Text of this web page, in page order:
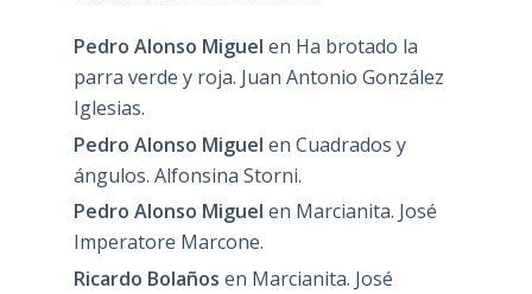
Pedro Alonso Miguel en Ha brotado la
parra verde y roja. Juan Antonio González
Iglesias.
Pedro Alonso Miguel en Cuadrados y
ángulos. Alfonsina Storni.
Pedro Alonso Miguel en Marcianita. José
Imperatore Marcone.
Ricardo Bolaños en Marcianita. José